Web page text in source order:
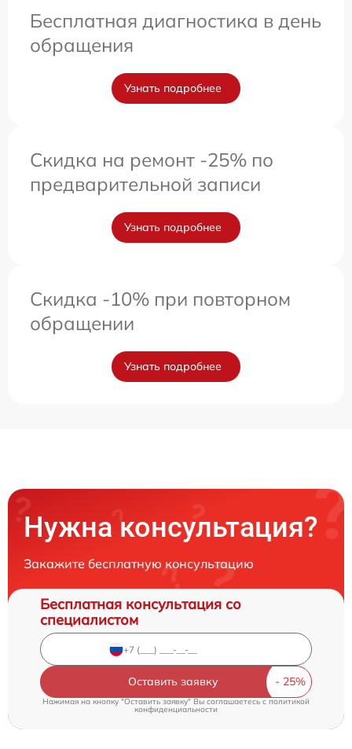
Бесплатная диагностика в день
обращения
Узнать подробнее
Скидка на ремонт -25% по
предварительной записи
Узнать подробнее
Скидка -10% при повторном
обращении
Узнать подробнее
Нужна консультация?
Закажите бесплатную консультацию
Бесплатная консультация со
специалистом
Оставить заявку
Нажимая на кнопку "Оставить заявку" Вы соглашаетесь c политикой
конфиденциальности